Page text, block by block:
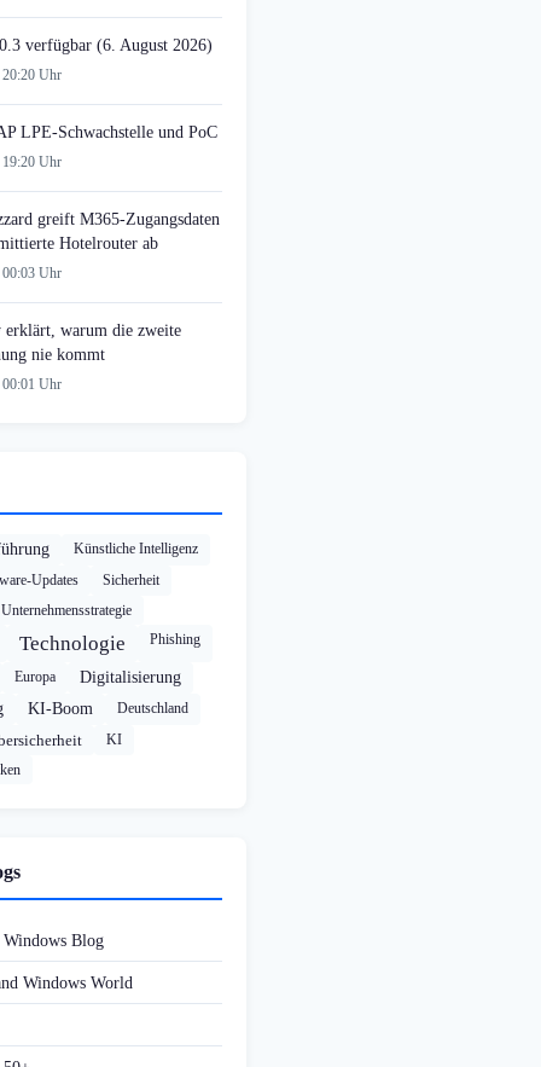
verfügbar (6. August 2026)
20:20 Uhr
LPE-Schwachstelle und PoC
19:20 Uhr
greift M365-Zugangsdaten
Hotelrouter ab
00:03 Uhr
warum die zweite
nie kommt
00:01 Uhr
Künstliche Intelligenz
Updates
Sicherheit
Unternehmensstrategie
Technologie Phishing
Europa
Digitalisierung
KI-Boom
Deutschland
KI
Blog
Windows World